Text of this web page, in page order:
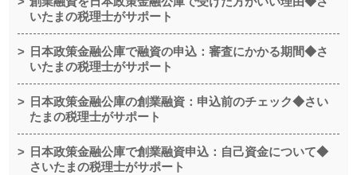
いたまの税理士がサポート
日本政策金融公庫で融資の申込：審査にかかる期間◆さ
いたまの税理士がサポート
日本政策金融公庫の創業融資：申込前のチェック◆さい
たまの税理士がサポート
日本政策金融公庫で創業融資申込：自己資金について◆
さいたまの税理士がサポート